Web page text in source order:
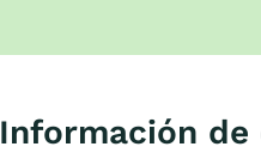
Información